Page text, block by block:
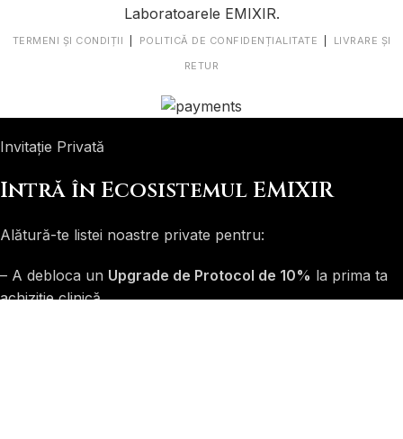
Laboratoarele EMIXIR.
TERMENI ȘI CONDIȚII POLITICĂ DE CONFIDENȚIALITATE
LIVRARE ȘI
RETUR
Invitație Privată
Intră în Ecosistemul EMIXIR
Alătură-te listei noastre private pentru:
– A debloca un Upgrade de Protocol de 10% la prima ta
achiziție clinică